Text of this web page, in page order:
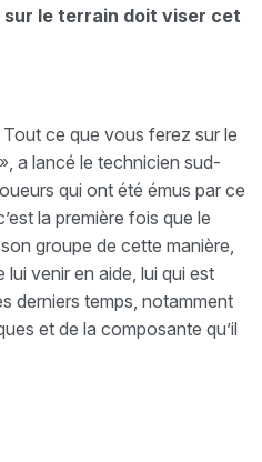
le terrain doit viser cet
ce que vous ferez sur le
a lancé le technicien sud-
qui ont été émus par ce
la première fois que le
groupe de cette manière,
lui venir en aide, lui qui est
derniers temps, notamment
et de la composante qu’il